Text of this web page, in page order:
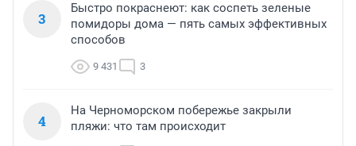
3
Быстро покраснеют: как соспеть зеленые
помидоры дома — пять самых эффективных
способов
9 431 3
4
На Черноморском побережье закрыли
пляжи: что там происходит